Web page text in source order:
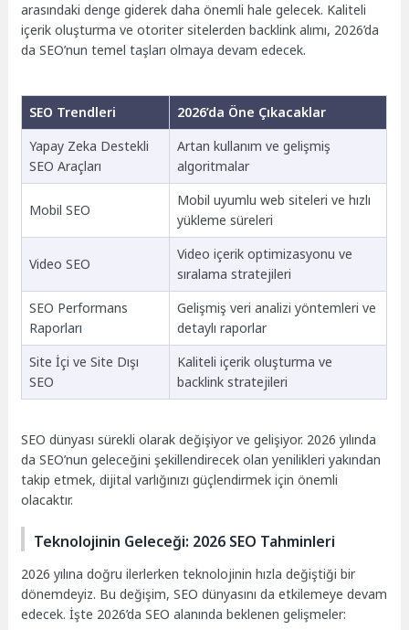
arasındaki denge giderek daha önemli hale gelecek. Kaliteli
içerik oluşturma ve otoriter sitelerden backlink alımı, 2026’da
da SEO’nun temel taşları olmaya devam edecek.
SEO Trendleri
2026’da Öne Çıkacaklar
Yapay Zeka Destekli
SEO Araçları
Artan kullanım ve gelişmiş
algoritmalar
Mobil SEO
Mobil uyumlu web siteleri ve hızlı
yükleme süreleri
Video SEO
Video içerik optimizasyonu ve
sıralama stratejileri
SEO Performans
Raporları
Gelişmiş veri analizi yöntemleri ve
detaylı raporlar
Site İçi ve Site Dışı
SEO
Kaliteli içerik oluşturma ve
backlink stratejileri
SEO dünyası sürekli olarak değişiyor ve gelişiyor. 2026 yılında
da SEO’nun geleceğini şekillendirecek olan yenilikleri yakından
takip etmek, dijital varlığınızı güçlendirmek için önemli
olacaktır.
Teknolojinin Geleceği: 2026 SEO Tahminleri
2026 yılına doğru ilerlerken teknolojinin hızla değiştiği bir
dönemdeyiz. Bu değişim, SEO dünyasını da etkilemeye devam
edecek. İşte 2026’da SEO alanında beklenen gelişmeler: